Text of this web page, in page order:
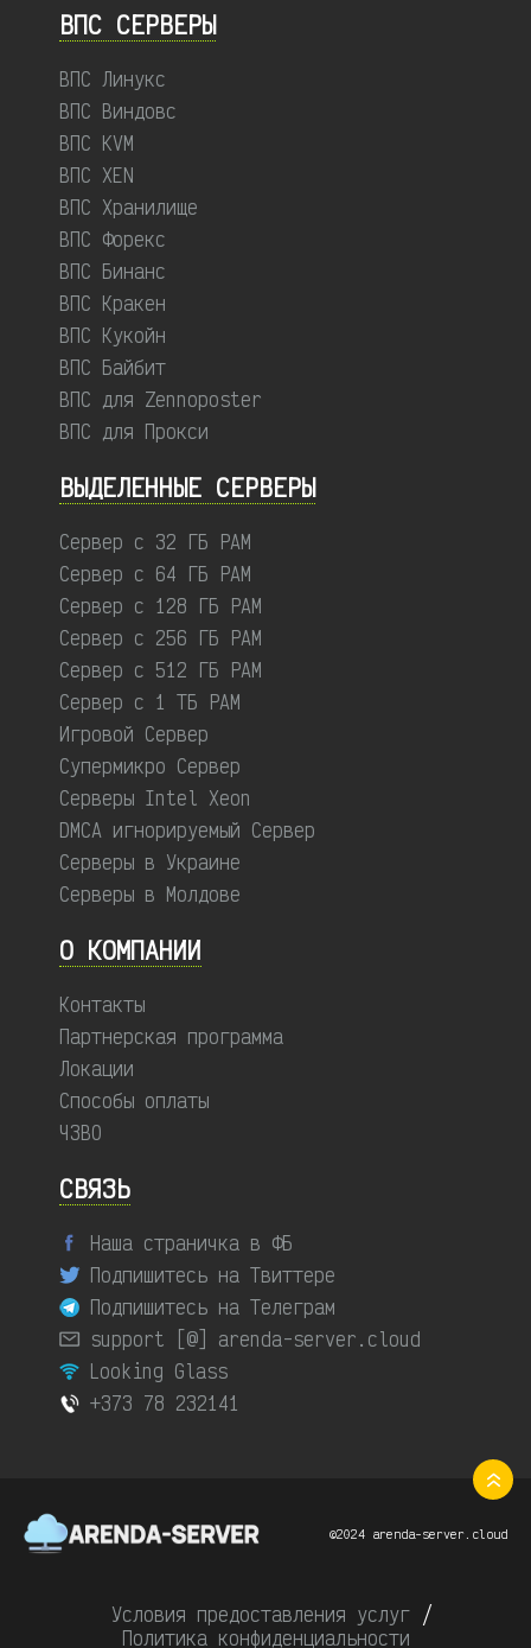
ВПС СЕРВЕРЫ
ВПС Линукс
ВПС Виндовс
ВПС KVM
ВПС XEN
ВПС Хранилище
ВПС Форекс
ВПС Бинанс
ВПС Кракен
ВПС Кукойн
ВПС Байбит
ВПС для Zennoposter
ВПС для Прокси
ВЫДЕЛЕННЫЕ CЕРВЕРЫ
Сервер с 32 ГБ РАМ
Сервер с 64 ГБ РАМ
Сервер с 128 ГБ РАМ
Сервер с 256 ГБ РАМ
Сервер с 512 ГБ РАМ
Сервер с 1 ТБ РАМ
Игровой Сервер
Супермикро Сервер
Серверы Intel Xeon
DMCA игнорируемый Сервер
Серверы в Украине
Серверы в Молдове
О КОМПАНИИ
Контакты
Партнерская программа
Локации
Способы оплаты
ЧЗВО
СВЯЗЬ
Наша страничка в ФБ
Подпишитесь на Твиттере
Подпишитесь на Телеграм
support [@] arenda-server.cloud
Looking Glass
+373 78 232141
©2024 arenda-server.cloud
Условия предоставления услуг /
Политика конфиденциальности